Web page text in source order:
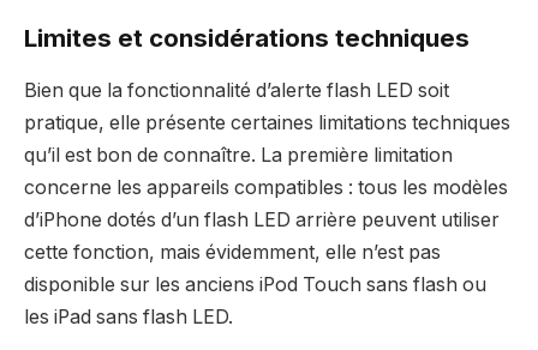
Limites et considérations techniques
Bien que la fonctionnalité d’alerte flash LED soit
pratique, elle présente certaines limitations techniques
qu’il est bon de connaître. La première limitation
concerne les appareils compatibles : tous les modèles
d’iPhone dotés d’un flash LED arrière peuvent utiliser
cette fonction, mais évidemment, elle n’est pas
disponible sur les anciens iPod Touch sans flash ou
les iPad sans flash LED.